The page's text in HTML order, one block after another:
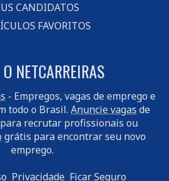
CANDIDATOS
FAVORITOS
NETCARREIRAS
- Empregos, vagas de emprego e
todo o Brasil. Anuncie vagas de
recrutar profissionais ou
grátis para encontrar seu novo
emprego.
Privacidade Ficar Seguro